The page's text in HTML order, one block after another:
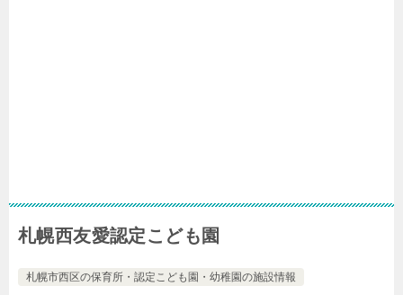
札幌西友愛認定こども園
札幌市西区の保育所・認定こども園・幼稚園の施設情報